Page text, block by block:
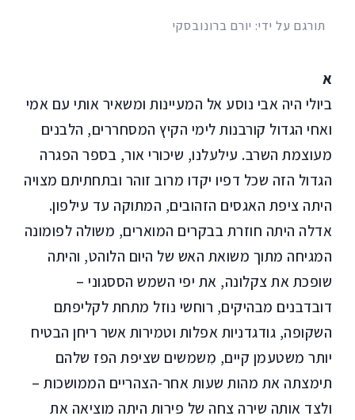
תורגם על ידי: יורם ברונובסקי
א
ביולי היה אבי נוסע אל המעיינות ומשאיר אותי עם אמי
ואחי הגדול קורבנות לימי הקיץ המסחררים, הלבנים
מעוצמת השרב. עילעלנו, שיכורי אור, בספר הפגרה
הגדול הזה שכל דפיו יקדו מרוב זוהר ובתחתיתם מצויה
היתה ציפת האגסים הזהובים, המתוקה עד עילפון.
אדלה היתה חוזרת בבקרים המוארים, משולה לפומונה
המגיחה מתוך משואת האש של היום הלוהט, והיתה
שופכת את צקלונה, את יפי השמש הססגוני –
דובדבנים מבהיקים, רוחשי נוזל מתחת לקליפתם
השקופה, גודגדניות אפלות וטמירות אשר ריחן הבטיח
יותר משטעמן קיים, מִשמשים שציפת הפז שלהם
תימצתה את מהות שעות אחר-הצהריים הממושכות –
ולצד אותה שירה צחה של פירות היתה מוציאה את